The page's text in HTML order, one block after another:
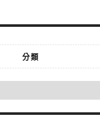
分類